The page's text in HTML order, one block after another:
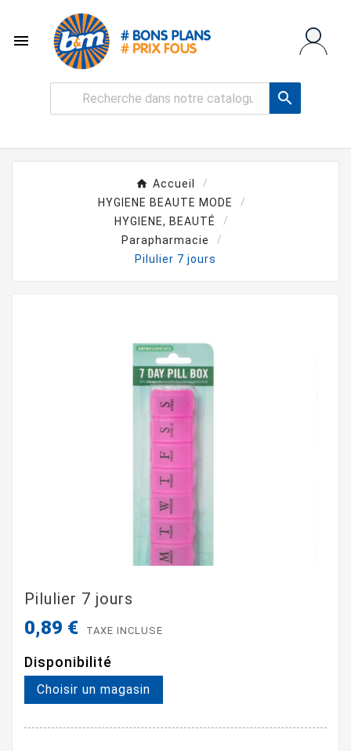


Accueil
HYGIENE BEAUTE MODE
HYGIENE, BEAUTÉ
Parapharmacie
Pilulier 7 jours
Pilulier 7 jours
0,89 € TAXE INCLUSE
Disponibilité
Choisir un magasin